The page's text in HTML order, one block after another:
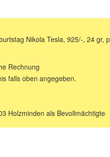
Nikola Tesla, 925/-, 24 gr,
Rechnung
falls oben angegeben.
Holzminden als Bevollmächtigte